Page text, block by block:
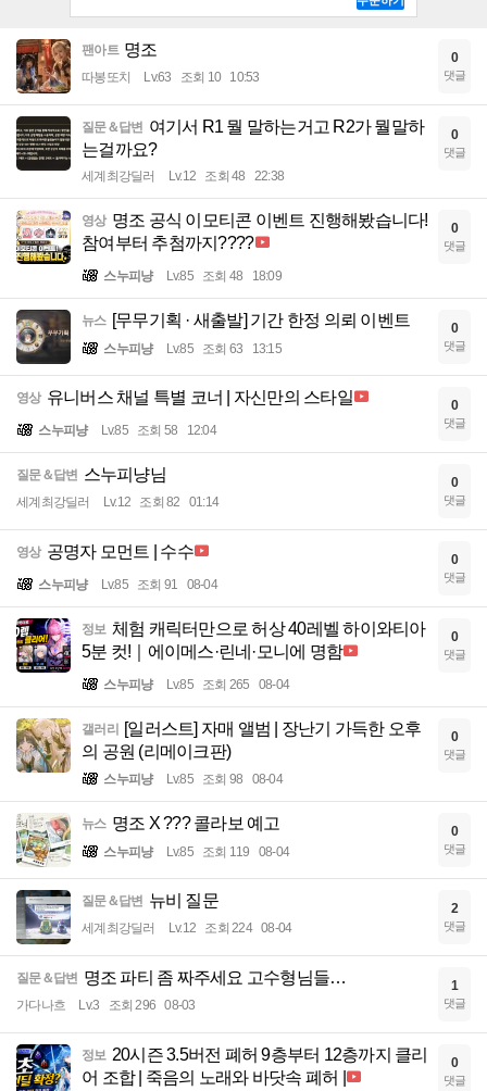
팬아트 명조
따봉또치 Lv.63 조회 10 10:53
0
댓글
질문＆답변 여기서 R1 뭘 말하는거고 R2가 뭘말하
는걸까요?
세계최강딜러 Lv.12 조회 48 22:38
0
댓글
영상 명조 공식 이모티콘 이벤트 진행해봤습니다!
참여부터 추첨까지????
스누피냥 Lv.85 조회 48 18:09
0
댓글
뉴스 [무무기획 · 새출발] 기간 한정 의뢰 이벤트
스누피냥 Lv.85 조회 63 13:15
0
댓글
영상 유니버스 채널 특별 코너 | 자신만의 스타일
스누피냥 Lv.85 조회 58 12:04
0
댓글
질문＆답변 스누피냥님
세계최강딜러 Lv.12 조회 82 01:14
0
댓글
영상 공명자 모먼트 | 수수
스누피냥 Lv.85 조회 91 08-04
0
댓글
정보 체험 캐릭터만으로 허상 40레벨 하이와티아
5분 컷!｜에이메스·린네·모니에 명함
스누피냥 Lv.85 조회 265 08-04
0
댓글
갤러리 [일러스트] 자매 앨범 | 장난기 가득한 오후
의 공원 (리메이크판)
스누피냥 Lv.85 조회 98 08-04
0
댓글
뉴스 명조 X ??? 콜라보 예고
스누피냥 Lv.85 조회 119 08-04
0
댓글
질문＆답변 뉴비 질문
세계최강딜러 Lv.12 조회 224 08-04
2
댓글
질문＆답변 명조 파티 좀 짜주세요 고수형님들…
가다나흐 Lv.3 조회 296 08-03
1
댓글
정보 20시즌 3.5버전 폐허 9층부터 12층까지 클리
어 조합 | 죽음의 노래와 바닷속 폐허 |
0
댓글